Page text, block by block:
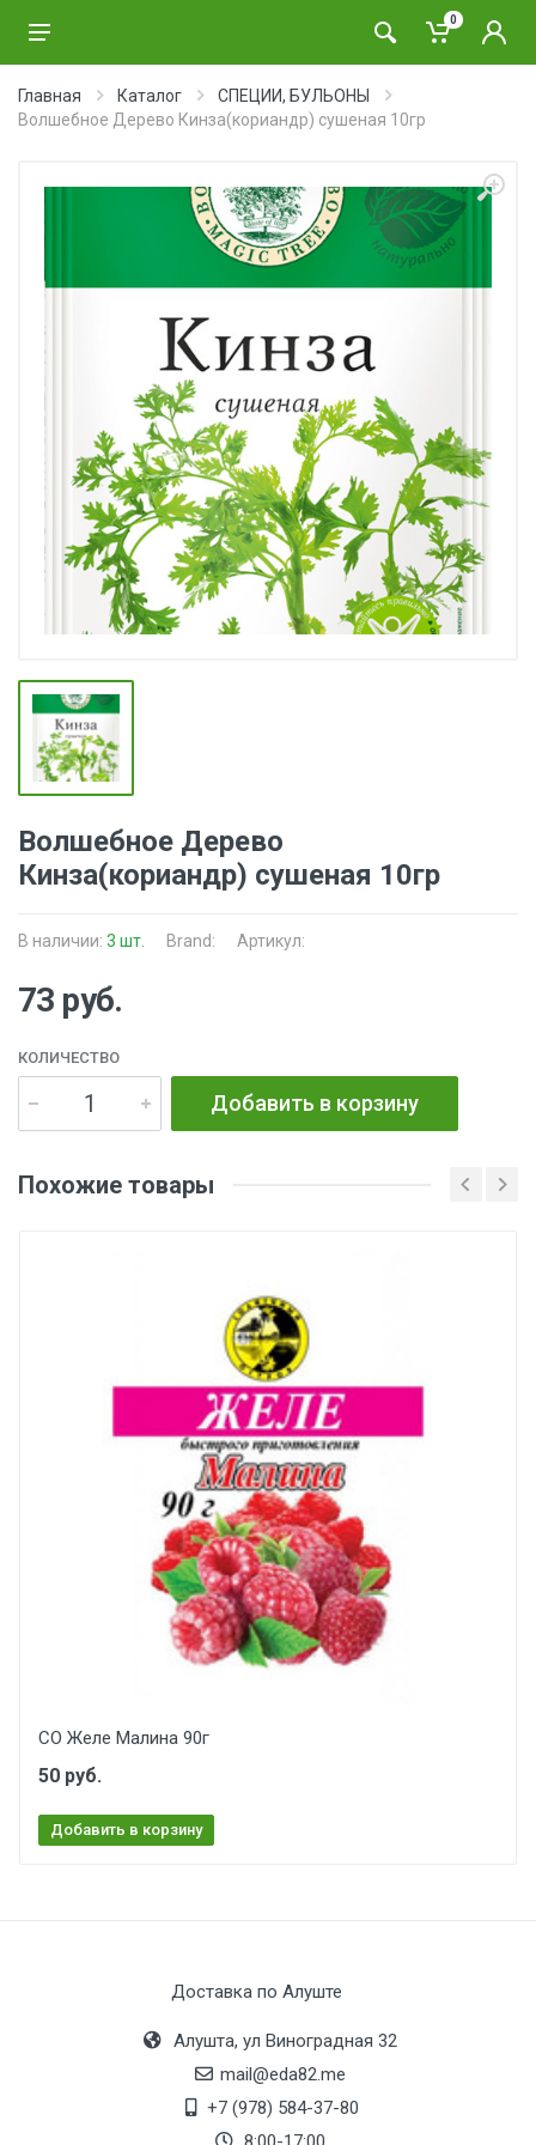
0
Главная Каталог
СПЕЦИИ, БУЛЬОНЫ
Волшебное Дерево Кинза(кориандр) сушеная 10гр
Волшебное Дерево
Кинза(кориандр) сушеная 10гр
В наличии: 3 шт. Brand: Артикул:
73 руб.
КОЛИЧЕСТВО
Добавить в корзину
Похожие товары
СО Желе Малина 90г
50 руб.
Добавить в корзину
Доставка по Алуште
Алушта, ул Виноградная 32
mail@eda82.me
+7 (978) 584-37-80